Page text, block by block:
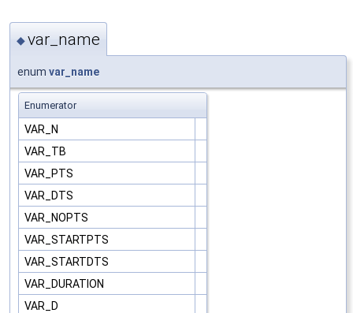
◆var_name
enum var_name
Enumerator
VAR_N
VAR_TB
VAR_PTS
VAR_DTS
VAR_NOPTS
VAR_STARTPTS
VAR_STARTDTS
VAR_DURATION
VAR_D